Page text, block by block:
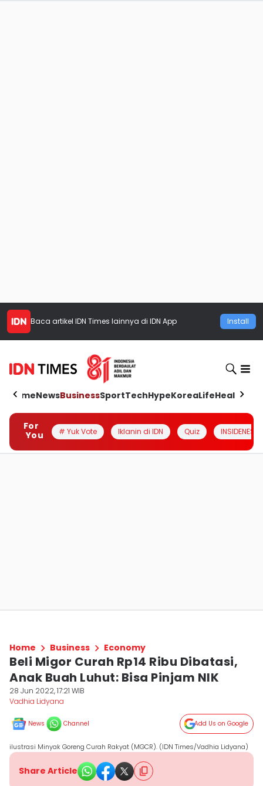
Baca artikel IDN Times lainnya di IDN App Install
HomeNewsBusinessSportTechHypeKoreaLifeHealth
For
You
# Yuk Vote Iklanin di IDN Quiz INSIDENESIA
Home Business Economy
Beli Migor Curah Rp14 Ribu Dibatasi,
Anak Buah Luhut: Bisa Pinjam NIK
28 Jun 2022, 17:21 WIB
Vadhia Lidyana
News Channel Add Us on Google
ilustrasi Minyak Goreng Curah Rakyat (MGCR). (IDN Times/Vadhia Lidyana)
Share Article